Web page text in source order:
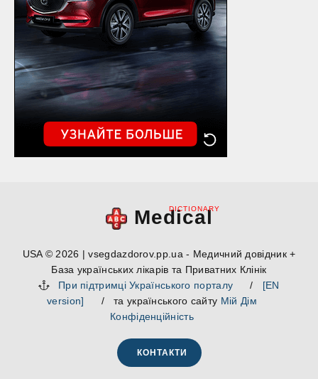
Medical
DICTIONARY
USA © 2026 | vsegdazdorov.pp.ua - Медичний довідник +
База українських лікарів та Приватних Клінік
При підтримці Українського порталу
/ [EN
version]
/ та українського сайту Мій Дім
Конфіденційність
КОНТАКТИ